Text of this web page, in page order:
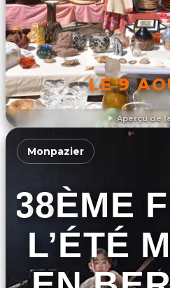
Aperçu de
LE 9
DÉCOUVRIR
Monpazier
38ÈME
L’ÉTÉ